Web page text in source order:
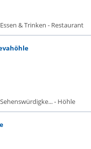
Essen & Trinken - Restaurant
Sehenswürdigke... - Höhle